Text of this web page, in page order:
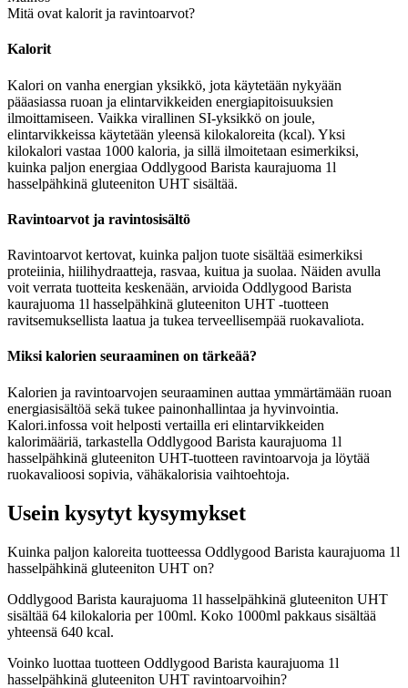
Mitä ovat kalorit ja ravintoarvot?
Kalorit
Kalori on vanha energian yksikkö, jota käytetään nykyään
pääasiassa ruoan ja elintarvikkeiden energiapitoisuuksien
ilmoittamiseen. Vaikka virallinen SI-yksikkö on joule,
elintarvikkeissa käytetään yleensä kilokaloreita (kcal). Yksi
kilokalori vastaa 1000 kaloria, ja sillä ilmoitetaan esimerkiksi,
kuinka paljon energiaa Oddlygood Barista kaurajuoma 1l
hasselpähkinä gluteeniton UHT sisältää.
Ravintoarvot ja ravintosisältö
Ravintoarvot kertovat, kuinka paljon tuote sisältää esimerkiksi
proteiinia, hiilihydraatteja, rasvaa, kuitua ja suolaa. Näiden avulla
voit verrata tuotteita keskenään, arvioida Oddlygood Barista
kaurajuoma 1l hasselpähkinä gluteeniton UHT -tuotteen
ravitsemuksellista laatua ja tukea terveellisempää ruokavaliota.
Miksi kalorien seuraaminen on tärkeää?
Kalorien ja ravintoarvojen seuraaminen auttaa ymmärtämään ruoan
energiasisältöä sekä tukee painonhallintaa ja hyvinvointia.
Kalori.infossa voit helposti vertailla eri elintarvikkeiden
kalorimääriä, tarkastella Oddlygood Barista kaurajuoma 1l
hasselpähkinä gluteeniton UHT-tuotteen ravintoarvoja ja löytää
ruokavalioosi sopivia, vähäkalorisia vaihtoehtoja.
Usein kysytyt kysymykset
Kuinka paljon kaloreita tuotteessa Oddlygood Barista kaurajuoma 1l
hasselpähkinä gluteeniton UHT on?
Oddlygood Barista kaurajuoma 1l hasselpähkinä gluteeniton UHT
sisältää 64 kilokaloria per 100ml. Koko 1000ml pakkaus sisältää
yhteensä 640 kcal.
Voinko luottaa tuotteen Oddlygood Barista kaurajuoma 1l
hasselpähkinä gluteeniton UHT ravintoarvoihin?